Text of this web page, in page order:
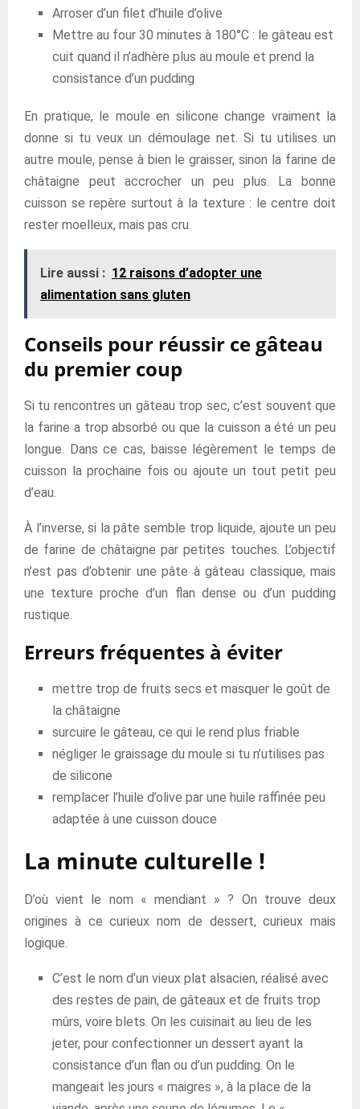
Arroser d’un filet d’huile d’olive
Mettre au four 30 minutes à 180°C : le gâteau est
cuit quand il n’adhère plus au moule et prend la
consistance d’un pudding
En pratique, le moule en silicone change vraiment la
donne si tu veux un démoulage net. Si tu utilises un
autre moule, pense à bien le graisser, sinon la farine de
châtaigne peut accrocher un peu plus. La bonne
cuisson se repère surtout à la texture : le centre doit
rester moelleux, mais pas cru.
Lire aussi : 12 raisons d’adopter une
alimentation sans gluten
Conseils pour réussir ce gâteau
du premier coup
Si tu rencontres un gâteau trop sec, c’est souvent que
la farine a trop absorbé ou que la cuisson a été un peu
longue. Dans ce cas, baisse légèrement le temps de
cuisson la prochaine fois ou ajoute un tout petit peu
d’eau.
À l’inverse, si la pâte semble trop liquide, ajoute un peu
de farine de châtaigne par petites touches. L’objectif
n’est pas d’obtenir une pâte à gâteau classique, mais
une texture proche d’un flan dense ou d’un pudding
rustique.
Erreurs fréquentes à éviter
mettre trop de fruits secs et masquer le goût de
la châtaigne
surcuire le gâteau, ce qui le rend plus friable
négliger le graissage du moule si tu n’utilises pas
de silicone
remplacer l’huile d’olive par une huile raffinée peu
adaptée à une cuisson douce
La minute culturelle !
D’où vient le nom « mendiant » ? On trouve deux
origines à ce curieux nom de dessert, curieux mais
logique.
C’est le nom d’un vieux plat alsacien, réalisé avec
des restes de pain, de gâteaux et de fruits trop
mûrs, voire blets. On les cuisinait au lieu de les
jeter, pour confectionner un dessert ayant la
consistance d’un flan ou d’un pudding. On le
mangeait les jours « maigres », à la place de la